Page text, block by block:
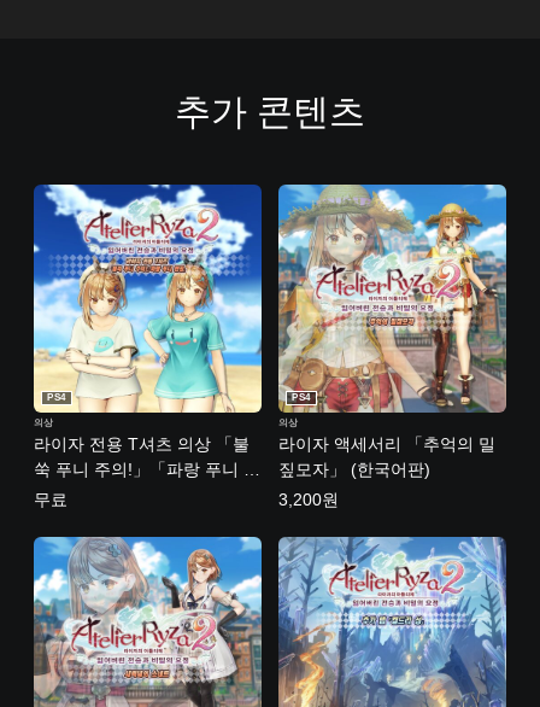
추가 콘텐츠
라이자 전용 T셔츠 의상 「불
쑥 푸니 주의!」「파랑 푸니 변
장」 (한국어판)
PS4
의상
무료
라이자 액세서리 「추억의 밀
짚모자」 (한국어판)
PS4
의상
3,200원